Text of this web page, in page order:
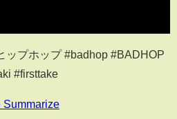
ップホップ #badhop #BADHOP
#firsttake
Summarize